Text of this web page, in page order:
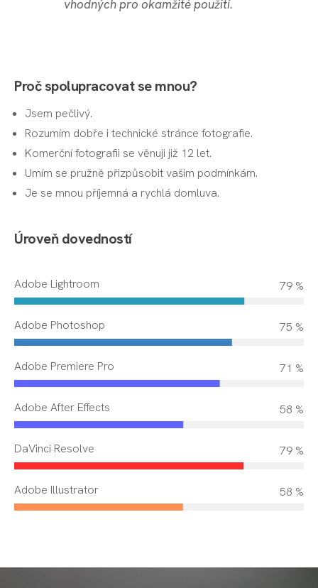
vhodných pro okamžité použití.
Proč spolupracovat se mnou?
Jsem pečlivý.
Rozumím dobře i technické stránce fotografie.
Komerční fotografii se věnuji již 12 let.
Umím se pružně přizpůsobit vašim podmínkám.
Je se mnou příjemná a rychlá domluva.
Úroveň dovedností
Adobe Lightroom 93 %
Adobe Photoshop 88 %
Adobe Premiere Pro 84 %
Adobe After Effects 69 %
DaVinci Resolve 93 %
Adobe Illustrator 69 %